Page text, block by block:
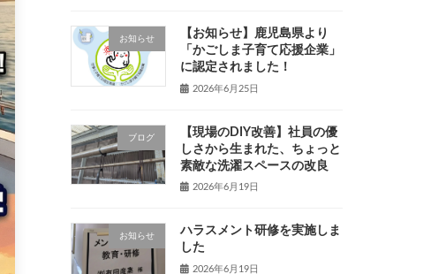
お知らせ
【お知らせ】鹿児島県より
「かごしま子育て応援企業」
に認定されました！
2026年6月25日
ブログ
【現場のDIY改善】社員の優
しさから生まれた、ちょっと
素敵な洗濯スペースの改良
2026年6月19日
お知らせ
ハラスメント研修を実施しま
した
2026年6月19日